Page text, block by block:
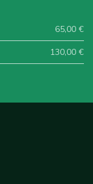
65,00 €
130,00 €